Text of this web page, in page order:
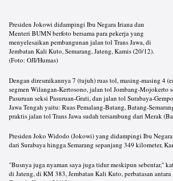
Presiden Jokowi didampingi Ibu Negara Iriana dan
Menteri BUMN berfoto bersama para pekerja yang
menyelesaikan pembangunan jalan tol Trans Jawa, di
Jembatan Kali Kuto, Semarang, Jateng, Kamis (20/12).
(Foto: OJI/Humas)
Dengan diresmikannya 7 (tujuh) ruas tol, masing-masing 4
segmen Wilangan-Kertosono, jalan tol Jombang-Mojokerto
Pasuruan seksi Pasuruan-Grati, dan jalan tol Surabaya-
Jawa Tengah yaitu: Ruas Pemalang-Batang, Batang-
praktis jalan tol Trans Jawa sudah tersambung dari Merak
Presiden Joko Widodo (Jokowi) yang didampingi Ibu
dari Surabaya hingga Semarang sepanjang 349 kilometer,
"Busnya juga nyaman saya juga tidur meskipun sebentar,"
di Jateng, di KM 383, Jembatan Kali Kuto, perbatasan